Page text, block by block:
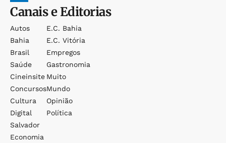
Canais e Editorias
Autos
Bahia
Brasil
Saúde
Cineinsite
Concursos
Cultura
Digital
Salvador
Economia
E.c. Bahia
E.c. Vitória
Empregos
Gastronomia
Muito
Mundo
Opinião
Política